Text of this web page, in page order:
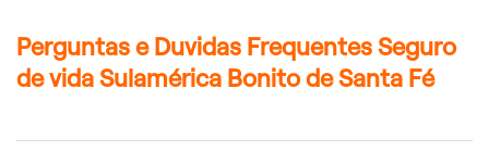
Perguntas e Duvidas Frequentes Seguro
de vida Sulamérica Bonito de Santa Fé